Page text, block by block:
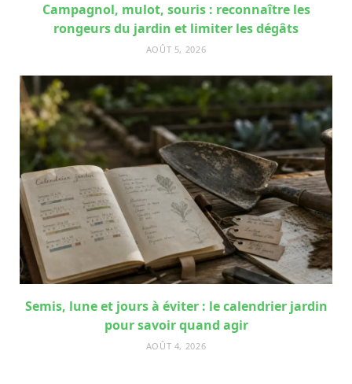
Campagnol, mulot, souris : reconnaître les
rongeurs du jardin et limiter les dégâts
AOÛT 5, 2026
Semis, lune et jours à éviter : le calendrier jardin
pour savoir quand agir
AOÛT 4, 2026